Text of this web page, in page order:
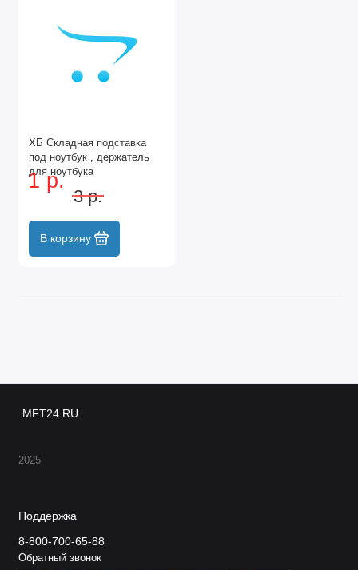
ХБ Складная подставка
под ноутбук , держатель
для ноутбука
1 р.
3 р.
В корзину
MFT24.RU
2025
Поддержка
8-800-700-65-88
Обратный звонок